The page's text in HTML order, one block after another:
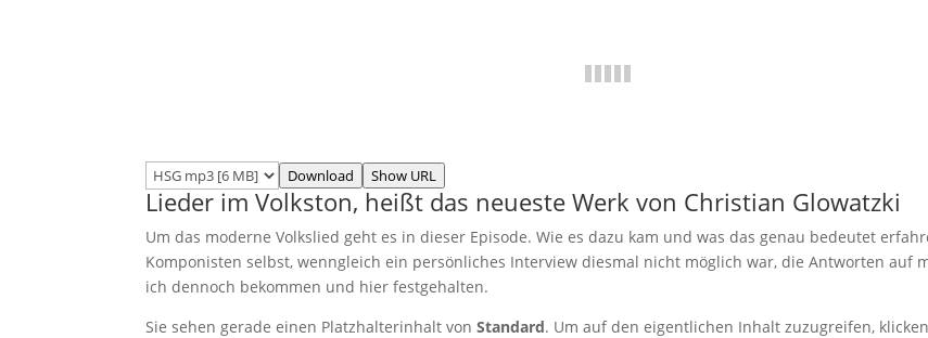
Download Show URL
Lieder im Volkston, heißt das neueste Werk von Christian Glowatzki
Um das moderne Volkslied geht es in dieser Episode. Wie es dazu kam und was das genau bedeutet
Komponisten selbst, wenngleich ein persönliches Interview diesmal nicht möglich war, die Antworten auf
ich dennoch bekommen und hier festgehalten.
Sie sehen gerade einen Platzhalterinhalt vonStandard. Um auf den eigentlichen Inhalt zuzugreifen,